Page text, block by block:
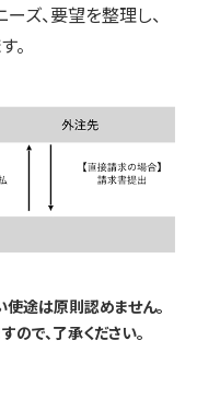
ズ、要望を整理し、
。
途は原則認めません。
で、了承ください。